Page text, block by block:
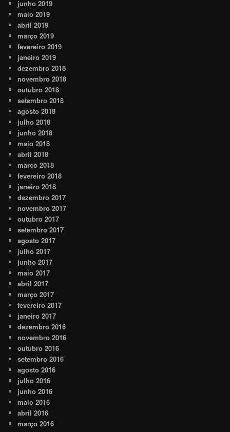
junho 2019
maio 2019
abril 2019
março 2019
fevereiro 2019
janeiro 2019
dezembro 2018
novembro 2018
outubro 2018
setembro 2018
agosto 2018
julho 2018
junho 2018
maio 2018
abril 2018
março 2018
fevereiro 2018
janeiro 2018
dezembro 2017
novembro 2017
outubro 2017
setembro 2017
agosto 2017
julho 2017
junho 2017
maio 2017
abril 2017
março 2017
fevereiro 2017
janeiro 2017
dezembro 2016
novembro 2016
outubro 2016
setembro 2016
agosto 2016
julho 2016
junho 2016
maio 2016
abril 2016
março 2016